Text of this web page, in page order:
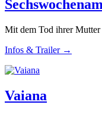
Mit dem Tod ihrer
Infos & Trailer →
Vaiana